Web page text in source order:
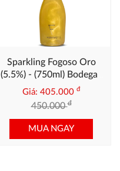
Sparkling Fogoso Oro
(5.5%) - (750ml) Bodegas
Verduguez
Giá: 405.000 đ
450.000đ
MUA NGAY